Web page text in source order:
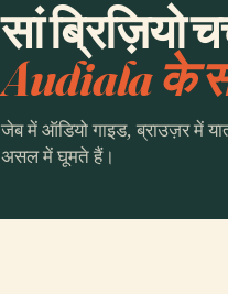
सां ब्रिज़ियो
Audiala के
जेब में ऑडियो गाइड, ब्राउज़र में
असल में घूमते हैं।